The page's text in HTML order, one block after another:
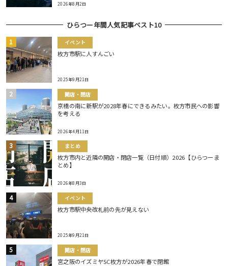
2026年8月2日
ひらつー年間人気記事ベスト10
イベント
枚方市駅に人すんごい
2025年9月21日
開店・閉店
京橋の南に新駅が2028年春にできるみたい。枚方市民への影響
を考える
2026年4月11日
まとめ
枚方市内と近隣の開店・閉店一覧（日付順）2026【ひらつーま
とめ】
2026年8月3日
イベント
枚方市駅中央改札前の先が見えない
2025年9月21日
開店・閉店
宮之阪のイズミヤSC枚方が2026年春で閉館